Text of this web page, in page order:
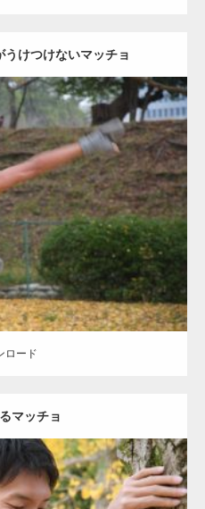
けつけないマッチョ
2021.07.8
他 AKIHITO(細マッチョ) 背中
ロード
マッチョ